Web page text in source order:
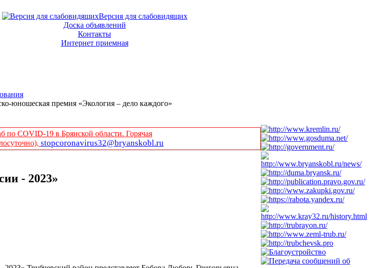
Версия для слабовидящих
Доска объявлений
Контакты
Интернет приемная
юношеская премия «Экология – дело каждого»
по COVID-19 в Брянской области. Горячая
stopcoronavirus32@bryanskobl.ru
- 2023»